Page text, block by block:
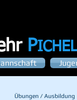
P
Übungen / Ausbildung